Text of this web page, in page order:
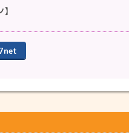
7net